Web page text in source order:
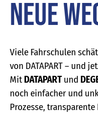
Neue
Viele Fahrschulen
von DATAPART – und
Mit DATAPARTund
noch einfacher und
Prozesse,